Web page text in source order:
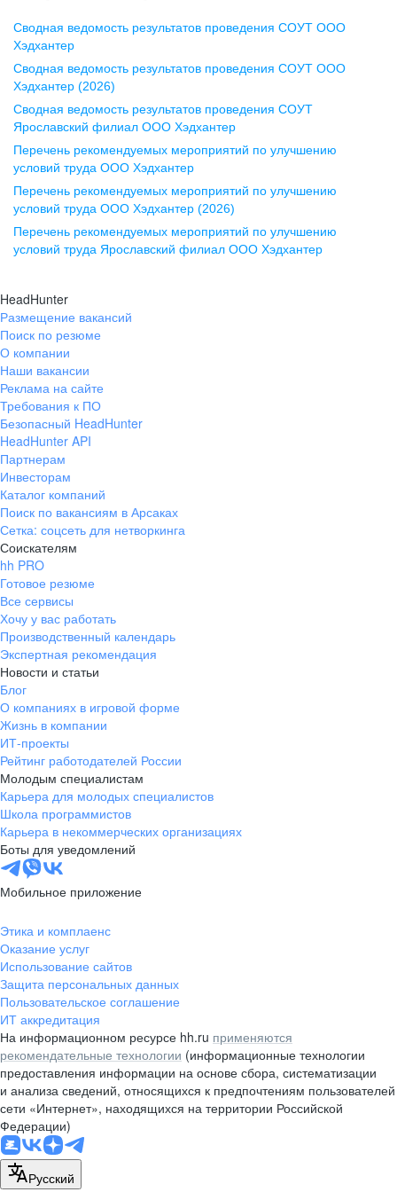
Воронеж
ул. Комиссаржевской, д. 10,
офис 1212
+7 473 280-05-05
pr@vrn.hh.ru
ул. Спартаковская, д. 2А, этаж 3,
помещение 15
+7 843 212-12-50
Екатеринбург
ул. Боевых Дружин, стр. 20,
+7 343 226-79-99
pr@ural.hh.ru
ул. Янковского, д. 169, 7 этаж,
706 каб.
+7 861 205-55-57
pr@krd.hh.ru
Владивосток
пер. Ланинский д. 4, офис 3.4
+7 423 202-33-28
pr@dv.hh.ru
Новосибирск
ул. Большевистская, д. 35,
помещение 21
+7 383 207-94-64
pr@nsk.hh.ru
Минск
пр-т Дзержинского, д. 57,
10 этаж, помещение 45-1
pr@rabota.by
Алматы
пр. Абая, д. 151, БЦ Алатау,
12 этаж, офис 1209
+7 727 232-13-13
pr@headhunter.com.kz
Сводная ведомость результатов проведения СОУТ ООО
Хэдхантер
Сводная ведомость результатов проведения СОУТ ООО
Хэдхантер (2026)
Сводная ведомость результатов проведения СОУТ
Ярославский филиал ООО Хэдхантер
Перечень рекомендуемых мероприятий по улучшению
условий труда ООО Хэдхантер
Перечень рекомендуемых мероприятий по улучшению
условий труда ООО Хэдхантер (2026)
Перечень рекомендуемых мероприятий по улучшению
условий труда Ярославский филиал ООО Хэдхантер
HeadHunter
Размещение вакансий
Поиск по резюме
О компании
Наши вакансии
Реклама на сайте
Требования к ПО
Безопасный HeadHunter
HeadHunter API
Партнерам
Инвесторам
Каталог компаний
Поиск по вакансиям в Арсаках
Сетка: соцсеть для нетворкинга
Соискателям
hh PRO
Готовое резюме
Все сервисы
Хочу у вас работать
Производственный календарь
Экспертная рекомендация
Новости и статьи
Блог
О компаниях в игровой форме
Жизнь в компании
ИТ-проекты
Рейтинг работодателей России
Молодым специалистам
Карьера для молодых специалистов
Школа программистов
Карьера в некоммерческих организациях
Боты для уведомлений
Мобильное приложение
Этика и комплаенс
Оказание услуг
Использование сайтов
Защита персональных данных
Пользовательское соглашение
ИТ аккредитация
На информационном ресурсе hh.ru применяются
рекомендательные технологии (информационные технологии
предоставления информации на основе сбора, систематизации
и анализа сведений, относящихся к предпочтениям пользователей
сети «Интернет», находящихся на территории Российской
Федерации)
Русский